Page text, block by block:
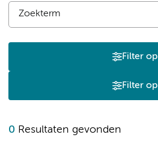
Filter op
Filter op
0 Resultaten gevonden